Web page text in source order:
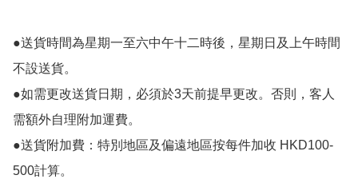
●送貨時間為星期一至六中午十二時後，星期日及上午時間
不設送貨。
●如需更改送貨日期，必須於3天前提早更改。否則，客人
需額外自理附加運費。
●送貨附加費：特別地區及偏遠地區按每件加收 HKD100-
500計算。